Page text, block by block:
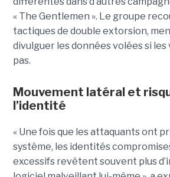
« The Gentlemen ». Le groupe
tactiques de double extorsion,
divulguer les données volées si
pas.
Mouvement latéral et
l’identité
« Une fois que les attaquants ont
système, les identités
excessifs revêtent souvent plus